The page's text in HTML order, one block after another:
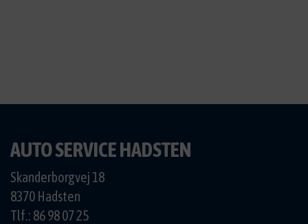
AUTO SERVICE HADSTEN
Skanderborgvej 18
8370 Hadsten
Tlf.: 86 98 07 25